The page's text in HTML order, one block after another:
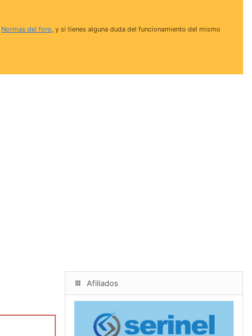
Normas del foro, y si tienes alguna duda del funcionamiento del mismo
Afiliados